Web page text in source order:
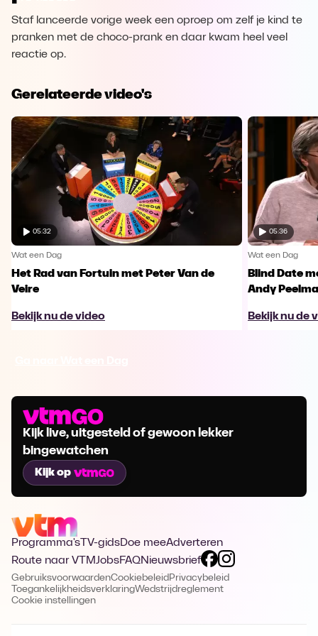
Staf lanceerde vorige week een oproep om zelf je kind te
pranken met de choco-prank en daar kwam heel veel
reactie op.
Gerelateerde video's
05:32
Wat een Dag
Het Rad van Fortuin met Peter Van de
Veire
Bekijk nu de video
05:36
Wat een Dag
Blind Date
Andy
Bekijk nu de
Kijk live, uitgesteld of gewoon lekker
bingewatchen
Kijk op
Programma's TV-gidsDoe meeAdverteren
Route naar VTMJobsFAQNieuwsbrief
GebruiksvoorwaardenCookiebeleid Privacybeleid
ToegankelijkheidsverklaringWedstrijdreglement
Cookie instellingen